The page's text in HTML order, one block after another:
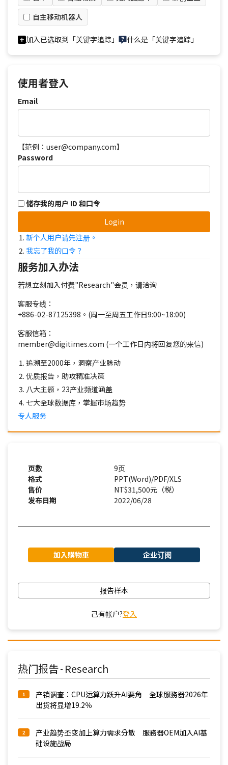
自主移动机器人
加入已选取到「关键字追踪」 什么是「关键字追踪」
使用者登入
Email
【范例：user@company.com】
Password
储存我的用户 ID 和口令
Login
新个人用户请先注册。
我忘了我的口令？
服务加入办法
若想立刻加入付费"Research"会员，请洽询
客服专线：
+886-02-87125398。(周一至周五工作日9:00~18:00)
客服信箱：
member@digitimes.com (一个工作日内将回复您的来信)
追溯至2000年，洞察产业脉动
优质报告，助攻精准决策
八大主题，23产业频道涵盖
七大全球数据库，掌握市场趋势
专人服务
页数
9页
格式
PPT(Word)/PDF/XLS
售价
NT$31,500元（税）
发布日期
2022/06/28
加入購物車 企业订阅
报告样本
己有帐户?登入
热门报告 - Research
1
产销调查：CPU运算力跃升AI要角 全球服務器2026年
出货将显增19.2％
2
产业趋势丕变加上算力需求分散 服務器OEM加入AI基
础设施战局